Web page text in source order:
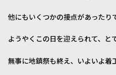
他にもいくつかの接点があったり
ようやくこの日を迎えられて、と
無事に地鎮祭も終え、いよいよ着